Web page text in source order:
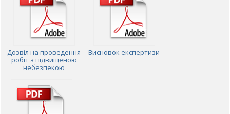
Дозвіл на проведення
робіт з підвищеною
небезпекою
Висновок експертизи